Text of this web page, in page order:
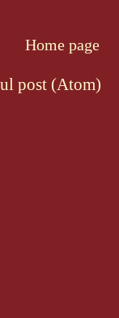
Home page
post (Atom)